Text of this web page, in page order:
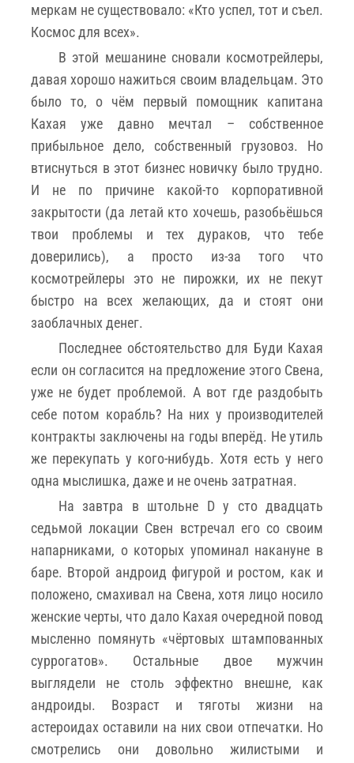
меркам не существовало: «Кто успел, тот и съел.
Космос для всех».
В этой мешанине сновали космотрейлеры,
давая хорошо нажиться своим владельцам. Это
было то, о чём первый помощник капитана
Кахая уже давно мечтал – собственное
прибыльное дело, собственный грузовоз. Но
втиснуться в этот бизнес новичку было трудно.
И не по причине какой-то корпоративной
закрытости (да летай кто хочешь, разобьёшься
твои проблемы и тех дураков, что тебе
доверились), а просто из-за того что
космотрейлеры это не пирожки, их не пекут
быстро на всех желающих, да и стоят они
заоблачных денег.
Последнее обстоятельство для Буди Кахая
если он согласится на предложение этого Свена,
уже не будет проблемой. А вот где раздобыть
себе потом корабль? На них у производителей
контракты заключены на годы вперёд. Не утиль
же перекупать у кого-нибудь. Хотя есть у него
одна мыслишка, даже и не очень затратная.
На завтра в штольне D у сто двадцать
седьмой локации Свен встречал его со своим
напарниками, о которых упоминал накануне в
баре. Второй андроид фигурой и ростом, как и
положено, смахивал на Свена, хотя лицо носило
женские черты, что дало Кахая очередной повод
мысленно помянуть «чёртовых штампованных
суррогатов». Остальные двое мужчин
выглядели не столь эффектно внешне, как
андроиды. Возраст и тяготы жизни на
астероидах оставили на них свои отпечатки. Но
смотрелись они довольно жилистыми и